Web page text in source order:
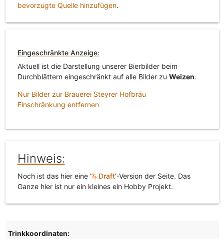
bevorzugte Quelle hinzufügen.
Eingeschränkte Anzeige:
Aktuell ist die Darstellung unserer Bierbilder beim
Durchblättern eingeschränkt auf alle Bilder zu Weizen.
Nur Bilder zur Brauerei Steyrer Hofbräu
Einschränkung entfernen
Hinweis:
Noch ist das hier eine ' Draft'-Version der Seite. Das
Ganze hier ist nur ein kleines ein Hobby Projekt.
Trinkkoordinaten: